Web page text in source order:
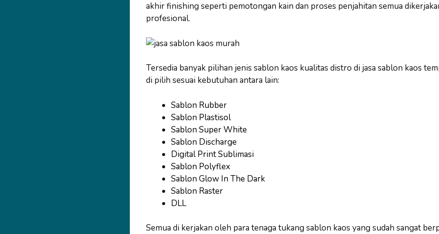
akhir finishing seperti pemotongan kain dan proses penjahitan semua
profesional.
Tersedia banyak pilihan jenis sablon kaos kualitas distro di jasa sablon kaos
di pilih sesuai kebutuhan antara lain:
Sablon Rubber
Sablon Plastisol
Sablon Super White
Sablon Discharge
Digital Print Sublimasi
Sablon Polyflex
Sablon Glow In The Dark
Sablon Raster
DLL
Semua di kerjakan oleh para tenaga tukang sablon kaos yang sudah sangat